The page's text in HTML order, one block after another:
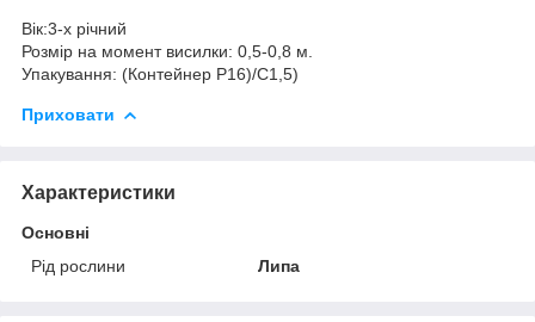
Вік:3-х річний
Розмір на момент висилки: 0,5-0,8 м.
Упакування: (Контейнер Р16)/С1,5)
Приховати
Характеристики
Основні
Рід рослини
Липа